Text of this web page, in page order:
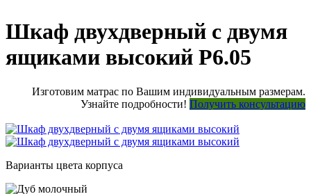
Шкаф двухдверный с двумя
ящиками высокий Р6.05
Изготовим матрас по Вашим индивидуальным размерам.
Узнайте подробности! Получить консультацию
Варианты цвета корпуса